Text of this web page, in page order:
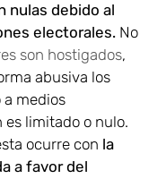
nulas debido al
electorales. No
son hostigados,
abusiva los
a medios
limitado o nulo.
ocurre con la
a favor del